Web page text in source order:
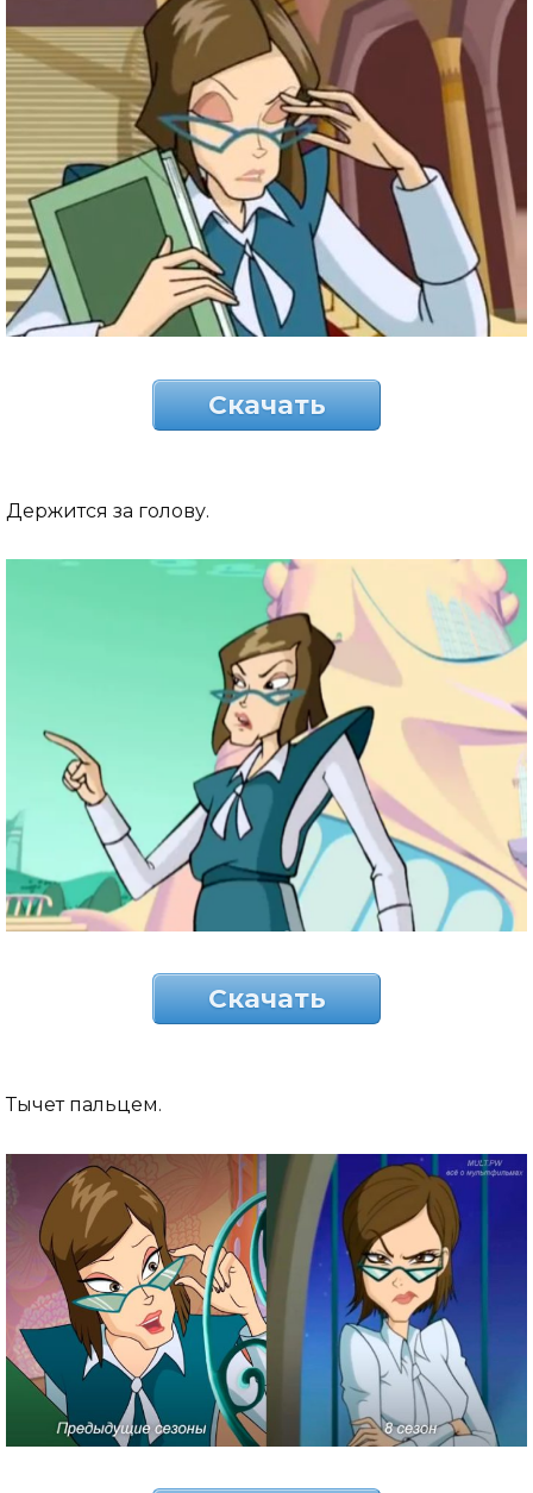
Скачать
Держится за голову.
Скачать
Тычет пальцем.